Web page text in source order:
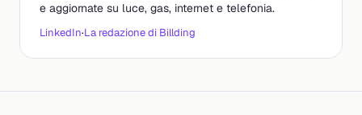
e aggiornate su luce, gas, internet e telefonia.
LinkedIn·La redazione di Billding